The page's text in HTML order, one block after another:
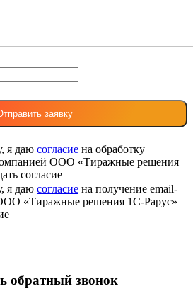
я даю согласие на обработку
ООО «Тиражные решения
согласие
я даю согласие на получение email-
«Тиражные решения 1С-Рарус»
обратный звонок